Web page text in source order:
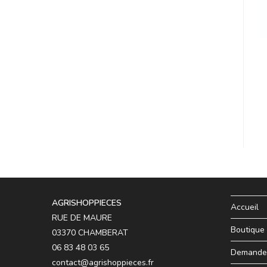
AGRISHOPPIECES
RUE DE MAURE
03370 CHAMBERAT
06 83 48 03 65
contact@agrishoppieces.fr
Accueil
Boutique